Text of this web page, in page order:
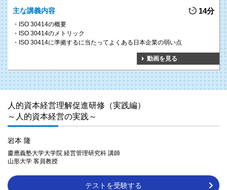
主な講義内容 14分
ISO 30414の概要
ISO 30414のメトリック
ISO 30414に準拠するに当たってよくある日本企業の弱い点
動画を見る
人的資本経営理解促進研修（実践編）
～人的資本経営の実践～
岩本 隆
慶應義塾大学大学院 経営管理研究科 講師
山形大学 客員教授
テストを受験する